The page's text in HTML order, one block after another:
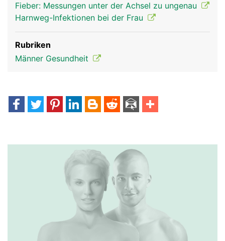
Fieber: Messungen unter der Achsel zu ungenau
Harnweg-Infektionen bei der Frau
Rubriken
Männer Gesundheit